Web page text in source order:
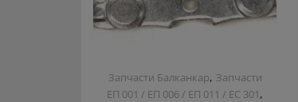
Запчасти Балканкар, Запчасти
ЕП 001 / ЕП 006 / ЕП 011 / ЕС 301,